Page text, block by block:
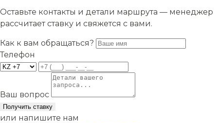
Оставьте контакты и детали маршрута — менеджер
рассчитает ставку и свяжется с вами.
Как к вам обращаться?
Телефон
Ваш вопрос
Получить ставку
или напишите нам